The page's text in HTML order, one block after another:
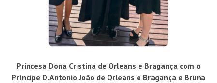
Princesa Dona Cristina de Orleans e Bragança com o
Príncipe D.Antonio João de Orleans e Bragança e Bruna